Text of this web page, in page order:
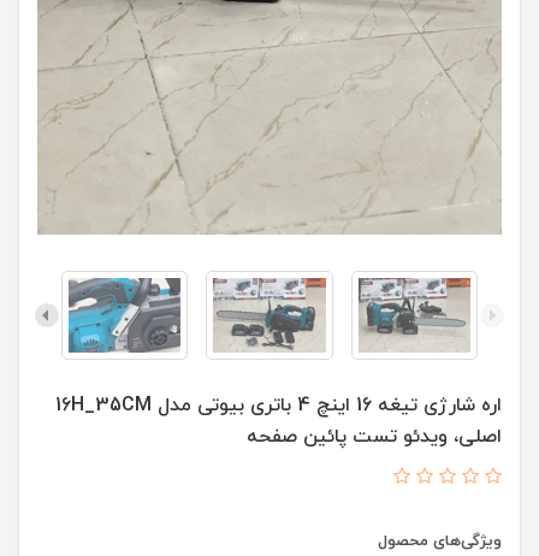
اره شارژی تیغه 16 اینچ 4 باتری بیوتی مدل 16H_35CM
اصلی، ویدئو تست پائین صفحه
ویژگی‌های محصول